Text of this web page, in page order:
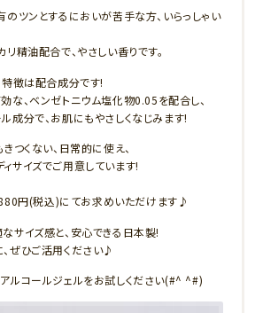
のツンとするにおいが苦手な方、いらっしゃい
リ精油配合で、やさしい香りです。
特徴は配合成分です!
な、ベンゼトニウム塩化物0.05を配合し、
成分で、お肌にもやさしくなじみます!
つくない、日常的に使え、
サイズでご用意しています!
円(税込)にてお求めいただけます♪
サイズ感と、安心できる日本製!
ぜひご活用ください♪
ルコールジェルをお試しください(#^ ^#)